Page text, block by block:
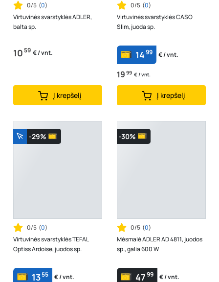
0/5 (0)
Virtuvinės svarstyklės ADLER,
balta sp.
1059 € / vnt.
Į krepšelį
0/5 (0)
Virtuvinės svarstyklės CASO
Slim, juoda sp.
1499 € / vnt.
19 99 € / vnt.
Į krepšelį
-29%
0/5 (0)
Virtuvinės svarstyklės TEFAL
Optiss Ardoise, juodos sp.
1355 € / vnt.
-30%
0/5 (0)
Mėsmalė ADLER AD 4811, juodos
sp., galia 600 W
4799 € / vnt.